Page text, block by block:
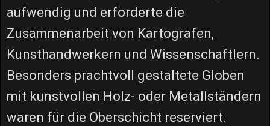
aufwendig und erforderte die
Zusammenarbeit von Kartografen,
Kunsthandwerkern und Wissenschaftlern.
Besonders prachtvoll gestaltete Globen
mit kunstvollen Holz- oder Metallständern
waren für die Oberschicht reserviert.